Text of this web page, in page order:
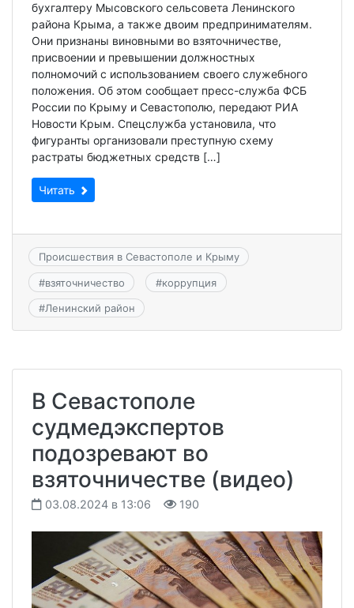
бухгалтеру Мысовского сельсовета Ленинского
района Крыма, а также двоим предпринимателям.
Они признаны виновными во взяточничестве,
присвоении и превышении должностных
полномочий с использованием своего служебного
положения. Об этом сообщает пресс-служба ФСБ
России по Крыму и Севастополю, передают РИА
Новости Крым. Спецслужба установила, что
фигуранты организовали преступную схему
растраты бюджетных средств […]
Читать
Происшествия в Севастополе и Крыму
#взяточничество #коррупция
#Ленинский район
В Севастополе
судмедэкспертов
подозревают во
взяточничестве (видео)
03.08.2024 в 13:06 190